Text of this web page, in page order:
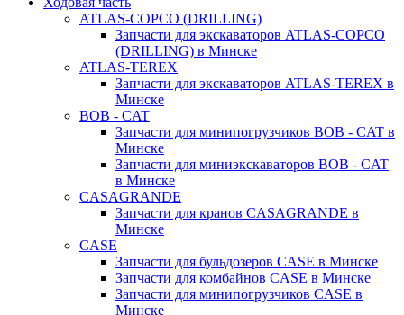
ATLAS-COPCO (DRILLING)
Запчасти для экскаваторов ATLAS-COPCO
(DRILLING) в Минске
ATLAS-TEREX
Запчасти для экскаваторов ATLAS-TEREX в
Минске
BOB - CAT
Запчасти для минипогрузчиков BOB - CAT в
Минске
Запчасти для миниэкскаваторов BOB - CAT
в Минске
CASAGRANDE
Запчасти для кранов CASAGRANDE в
Минске
CASE
Запчасти для бульдозеров CASE в Минске
Запчасти для комбайнов CASE в Минске
Запчасти для минипогрузчиков CASE в
Минске